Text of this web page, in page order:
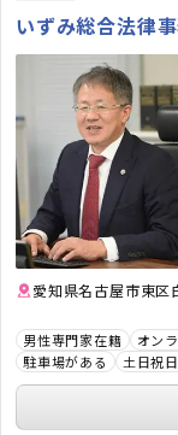
いずみ総合法律
愛知県名古屋市東
男性専門家在籍 オン
駐車場がある
土日祝